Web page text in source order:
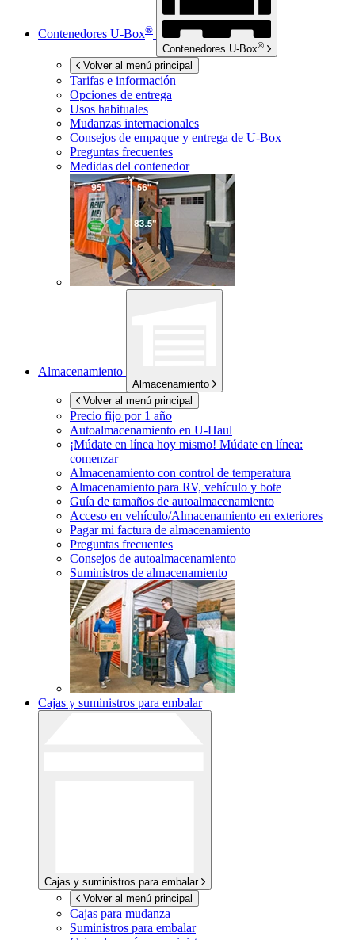
Contenedores U-Box®
Contenedores U-Box®
Volver al menú principal
Tarifas e información
Opciones de entrega
Usos habituales
Mudanzas internacionales
Consejos de empaque y entrega de U-Box
Preguntas frecuentes
Medidas del contenedor
Almacenamiento
Almacenamiento
Volver al menú principal
Precio fijo por 1 año
Autoalmacenamiento en U-Haul
¡Múdate en línea hoy mismo! Múdate en línea:
comenzar
Almacenamiento con control de temperatura
Almacenamiento para RV, vehículo y bote
Guía de tamaños de autoalmacenamiento
Acceso en vehículo/Almacenamiento en exteriores
Pagar mi factura de almacenamiento
Preguntas frecuentes
Consejos de autoalmacenamiento
Suministros de almacenamiento
Cajas y suministros para embalar
Cajas y suministros para embalar
Volver al menú principal
Cajas para mudanza
Suministros para embalar